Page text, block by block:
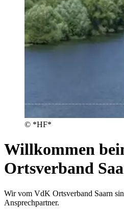
© *HF*
Willkommen
Ortsverband
Wir vom VdK Ortsverband Saarn
Ansprechpartner.